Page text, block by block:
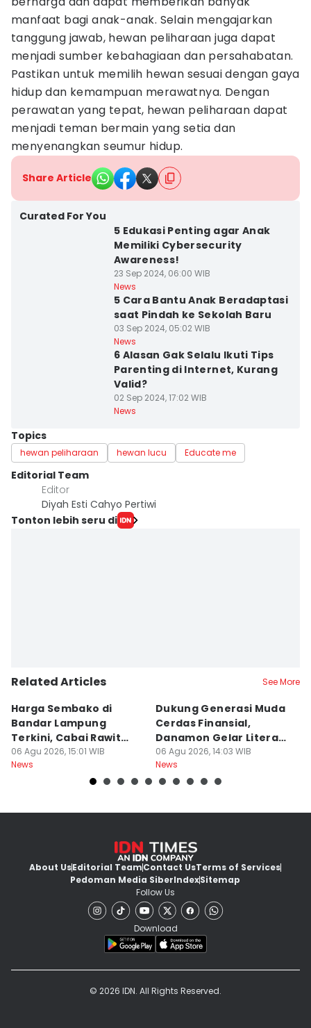
manfaat bagi anak-anak. Selain mengajarkan
tanggung jawab, hewan peliharaan juga dapat
menjadi sumber kebahagiaan dan persahabatan.
Pastikan untuk memilih hewan sesuai dengan gaya
hidup dan kemampuan merawatnya. Dengan
perawatan yang tepat, hewan peliharaan dapat
menjadi teman bermain yang setia dan
menyenangkan seumur hidup.
Share Article
Curated For You
5 Edukasi Penting agar Anak
Memiliki Cybersecurity
Awareness!
23 Sep 2024, 06:00 WIB
News
5 Cara Bantu Anak Beradaptasi
saat Pindah ke Sekolah Baru
03 Sep 2024, 05:02 WIB
News
6 Alasan Gak Selalu Ikuti Tips
Parenting di Internet, Kurang
Valid?
02 Sep 2024, 17:02 WIB
News
Topics
hewan peliharaan hewan lucu Educate me
Editorial Team
Editor
Diyah Esti Cahyo Pertiwi
Tonton lebih seru di
Related Articles See More
Harga Sembako di
Bandar Lampung
Terkini, Cabai Rawit
Naik?
06 Agu 2026, 15:01 WIB
News
Dukung Generasi Muda
Cerdas Finansial,
Danamon Gelar Literasi
Keuangan
06 Agu 2026, 14:03 WIB
News
About UsEditorial TeamContact UsTerms of Services
Pedoman Media SiberIndexSitemap
Follow Us
Download
© 2026 IDN. All Rights Reserved.